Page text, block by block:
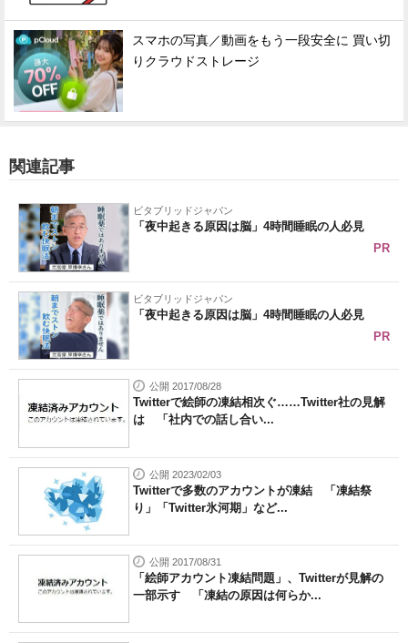
スマホの写真／動画をもう一段安全に 買い切
りクラウドストレージ
関連記事
ビタブリッドジャパン
「夜中起きる原因は脳」4時間睡眠の人必見
PR
ビタブリッドジャパン
「夜中起きる原因は脳」4時間睡眠の人必見
PR
公開 2017/08/28
Twitterで絵師の凍結相次ぐ……Twitter社の見解
は 「社内での話し合い...
公開 2023/02/03
Twitterで多数のアカウントが凍結 「凍結祭
り」「Twitter氷河期」など...
公開 2017/08/31
「絵師アカウント凍結問題」、Twitterが見解の
一部示す 「凍結の原因は何らか...